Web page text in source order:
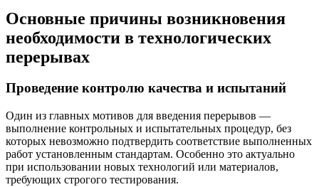
Основные причины возникновения
необходимости в технологических
перерывах
Проведение контролю качества и испытаний
Один из главных мотивов для введения перерывов —
выполнение контрольных и испытательных процедур, без
которых невозможно подтвердить соответствие выполненных
работ установленным стандартам. Особенно это актуально
при использовании новых технологий или материалов,
требующих строгого тестирования.